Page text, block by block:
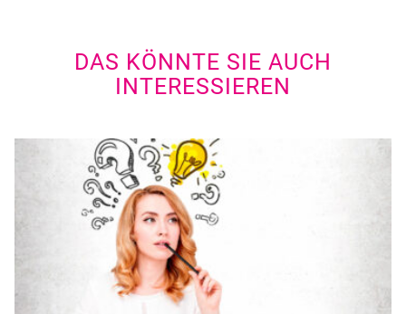
DAS KÖNNTE SIE AUCH
INTERESSIEREN